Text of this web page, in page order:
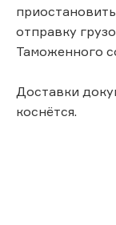
отправку
Таможенного
Доставки
коснётся.